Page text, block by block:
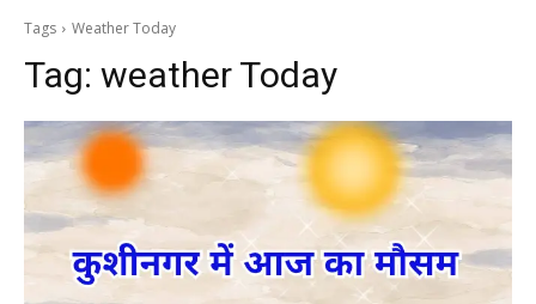
Tags Weather Today
Tag: weather Today